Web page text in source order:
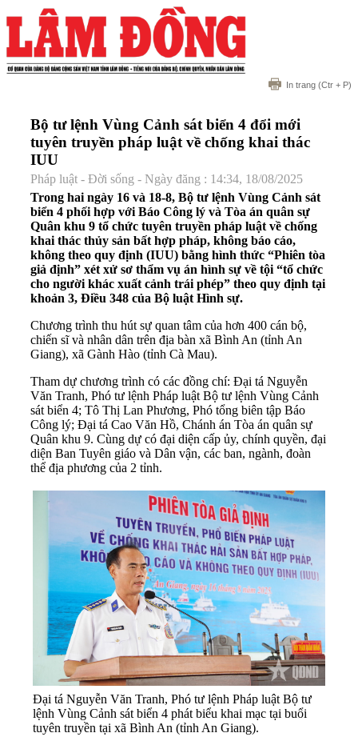
In trang (Ctr + P)
Bộ tư lệnh Vùng Cảnh sát biển 4 đổi mới
tuyên truyền pháp luật về chống khai thác
IUU
Pháp luật - Đời sống - Ngày đăng : 14:34, 18/08/2025
Trong hai ngày 16 và 18-8, Bộ tư lệnh Vùng Cảnh sát
biển 4 phối hợp với Báo Công lý và Tòa án quân sự
Quân khu 9 tổ chức tuyên truyền pháp luật về chống
khai thác thủy sản bất hợp pháp, không báo cáo,
không theo quy định (IUU) bằng hình thức “Phiên tòa
giả định” xét xử sơ thẩm vụ án hình sự về tội “tổ chức
cho người khác xuất cảnh trái phép” theo quy định tại
khoản 3, Điều 348 của Bộ luật Hình sự.
Chương trình thu hút sự quan tâm của hơn 400 cán bộ,
chiến sĩ và nhân dân trên địa bàn xã Bình An (tỉnh An
Giang), xã Gành Hào (tỉnh Cà Mau).
Tham dự chương trình có các đồng chí: Đại tá Nguyễn
Văn Tranh, Phó tư lệnh Pháp luật Bộ tư lệnh Vùng Cảnh
sát biển 4; Tô Thị Lan Phương, Phó tổng biên tập Báo
Công lý; Đại tá Cao Văn Hồ, Chánh án Tòa án quân sự
Quân khu 9. Cùng dự có đại diện cấp ủy, chính quyền, đại
diện Ban Tuyên giáo và Dân vận, các ban, ngành, đoàn
thể địa phương của 2 tỉnh.
Đại tá Nguyễn Văn Tranh, Phó tư lệnh Pháp luật Bộ tư
lệnh Vùng Cảnh sát biển 4 phát biểu khai mạc tại buổi
tuyên truyền tại xã Bình An (tỉnh An Giang).